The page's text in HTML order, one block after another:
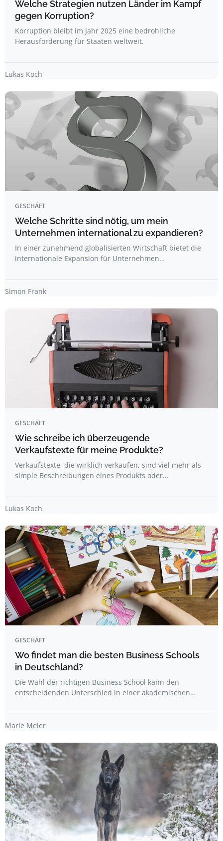
Welche Strategien nutzen Länder im Kampf
gegen Korruption?
Korruption bleibt im Jahr 2025 eine bedrohliche
Herausforderung für Staaten weltweit.
Lukas Koch
GESCHÄFT
Welche Schritte sind nötig, um mein
Unternehmen international zu expandieren?
In einer zunehmend globalisierten Wirtschaft bietet die
internationale Expansion für Unternehmen…
Simon Frank
GESCHÄFT
Wie schreibe ich überzeugende
Verkaufstexte für meine Produkte?
Verkaufstexte, die wirklich verkaufen, sind viel mehr als
simple Beschreibungen eines Produkts oder…
Lukas Koch
GESCHÄFT
Wo findet man die besten Business Schools
in Deutschland?
Die Wahl der richtigen Business School kann den
entscheidenden Unterschied in einer akademischen…
Marie Meier